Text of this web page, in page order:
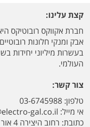
קצת עלינו:
חברת אקווקס רובוטיקס
אבק ומנקי חלונות
בעשרות מיליוני יחידות
העולמי.
צור קשר:
טלפון: 03-6745988
אי מייל: gal.co.il
כתובת: רחוב היצירה 4 אור יהודה